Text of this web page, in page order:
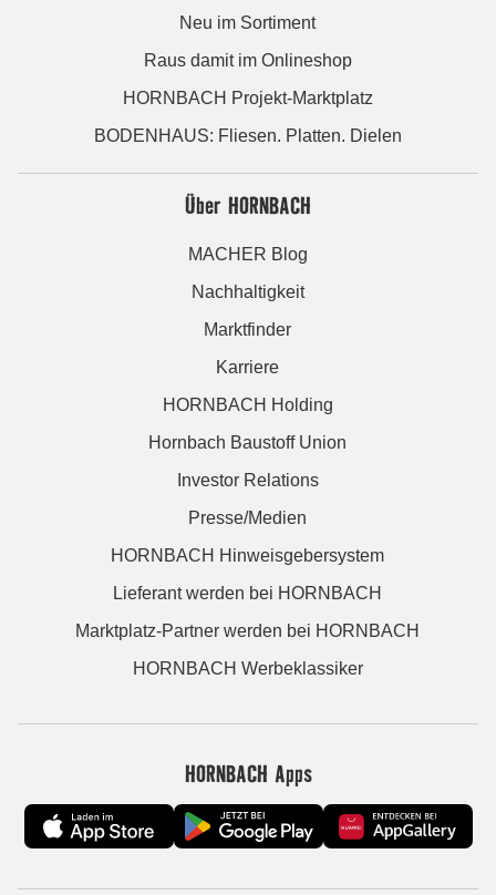
Neu im Sortiment
Raus damit im Onlineshop
HORNBACH Projekt-Marktplatz
BODENHAUS: Fliesen. Platten. Dielen
Über HORNBACH
MACHER Blog
Nachhaltigkeit
Marktfinder
Karriere
HORNBACH Holding
Hornbach Baustoff Union
Investor Relations
Presse/Medien
HORNBACH Hinweisgebersystem
Lieferant werden bei HORNBACH
Marktplatz-Partner werden bei HORNBACH
HORNBACH Werbeklassiker
HORNBACH Apps